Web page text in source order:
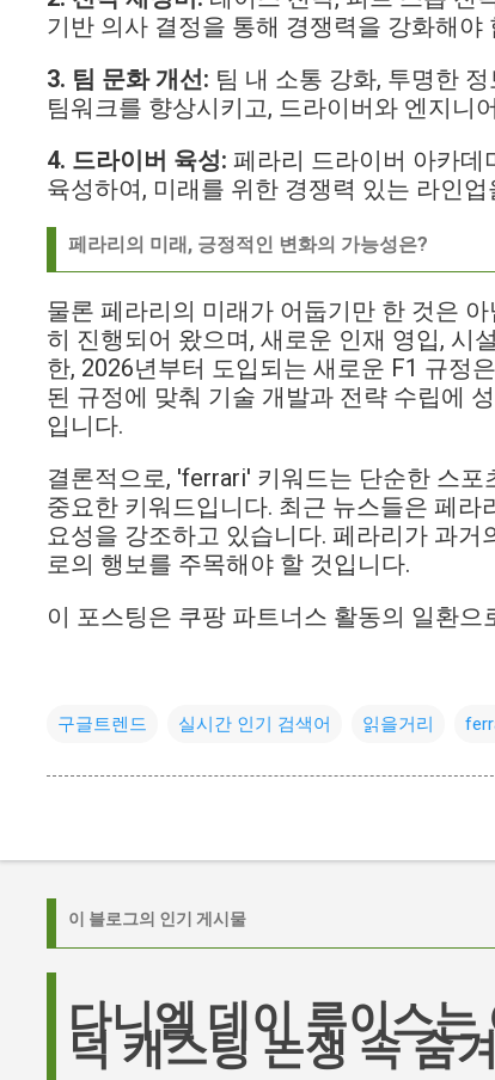
기반 의사 결정을 통해 경쟁력을 강화해야
3. 팀 문화 개선: 팀 내 소통 강화, 투명한
팀워크를 향상시키고, 드라이버와 엔지니
4. 드라이버 육성: 페라리 드라이버 아카데
육성하여, 미래를 위한 경쟁력 있는 라인
페라리의 미래, 긍정적인 변화의 가능성은?
물론 페라리의 미래가 어둡기만 한 것은
히 진행되어 왔으며, 새로운 인재 영입, 시
한, 2026년부터 도입되는 새로운 F1 규정
된 규정에 맞춰 기술 개발과 전략 수립에
입니다.
결론적으로, 'ferrari' 키워드는 단순한 스
중요한 키워드입니다. 최근 뉴스들은 페
요성을 강조하고 있습니다. 페라리가 과
로의 행보를 주목해야 할 것입니다.
이 포스팅은 쿠팡 파트너스 활동의 일환
구글트렌드 실시간 인기 검색어 읽을거리
이 블로그의 인기 게시물
다니엘 데이 루이스는
덕 캐스팅 논쟁 속 숨